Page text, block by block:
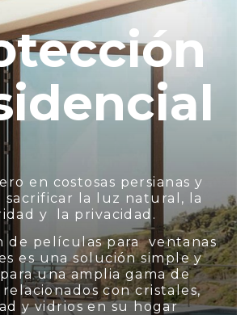
en costosas persianas y
sacrificar la luz natural, la
y la privacidad.
de películas para ventanas
es una solución simple y
una amplia gama de
con cristales,
y vidrios en su hogar